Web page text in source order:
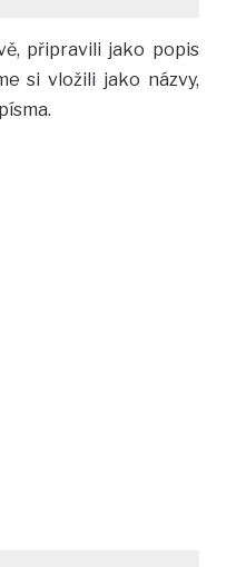
připravili jako popis
si vložili jako názvy,